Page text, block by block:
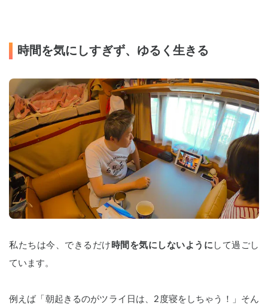
時間を気にしすぎず、ゆるく生きる
私たちは今、できるだけ 時間を気にしないように して過ごし
ています。
例えば「朝起きるのがツライ日は、2度寝をしちゃう！」そん